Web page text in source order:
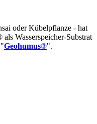
oder Kübelpflanze - hat
als Wasserspeicher-Substrat
Geohumus®".